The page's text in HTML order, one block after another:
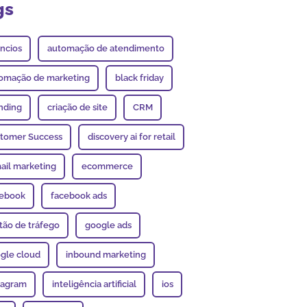
automação de atendimento
de marketing black friday
criação de site CRM
Success discovery ai for retail
marketing ecommerce
facebook ads
de tráfego google ads
cloud inbound marketing
inteligência artificial ios